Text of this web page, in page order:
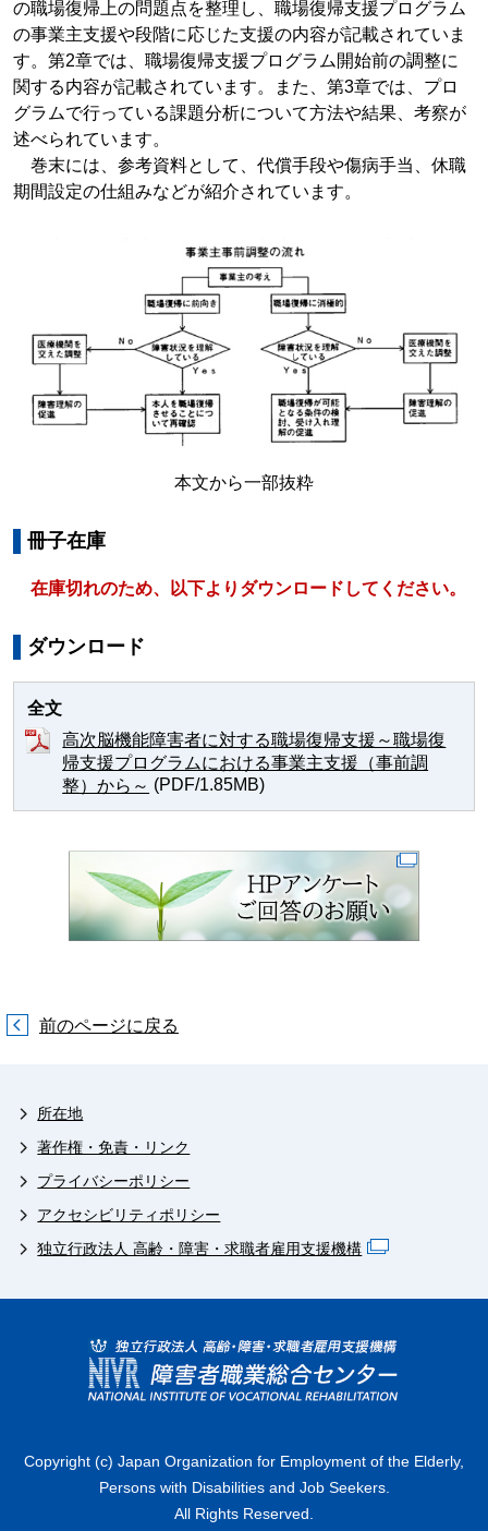
の職場復帰上の問題点を整理し、職場復帰支援プログラム
の事業主支援や段階に応じた支援の内容が記載されていま
す。第2章では、職場復帰支援プログラム開始前の調整に
関する内容が記載されています。また、第3章では、プロ
グラムで行っている課題分析について方法や結果、考察が
述べられています。
巻末には、参考資料として、代償手段や傷病手当、休職
期間設定の仕組みなどが紹介されています。
本文から一部抜粋
冊子在庫
在庫切れのため、以下よりダウンロードしてください。
ダウンロード
全文
高次脳機能障害者に対する職場復帰支援～職場復
帰支援プログラムにおける事業主支援（事前調
整）から～ (PDF/1.85MB)
前のページに戻る
所在地
著作権・免責・リンク
プライバシーポリシー
アクセシビリティポリシー
独立行政法人 高齢・障害・求職者雇用支援機構
Copyright (c) Japan Organization for Employment of the Elderly,
Persons with Disabilities and Job Seekers.
All Rights Reserved.